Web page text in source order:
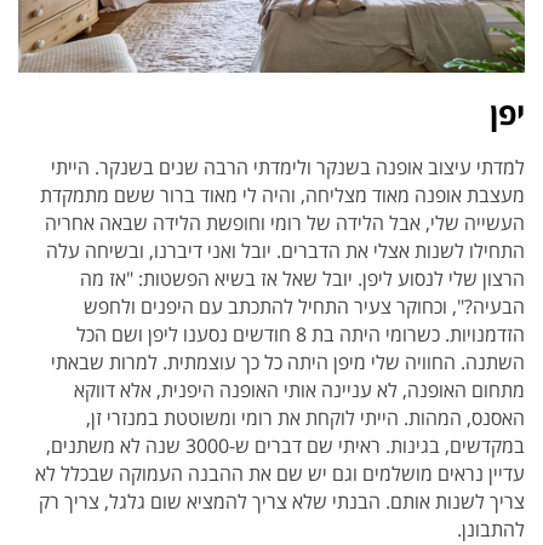
יפן
למדתי עיצוב אופנה בשנקר ולימדתי הרבה שנים בשנקר. הייתי
מעצבת אופנה מאוד מצליחה, והיה לי מאוד ברור ששם מתמקדת
העשייה שלי, אבל הלידה של רומי וחופשת הלידה שבאה אחריה
התחילו לשנות אצלי את הדברים. יובל ואני דיברנו, ובשיחה עלה
הרצון שלי לנסוע ליפן. יובל שאל אז בשיא הפשטות: "אז מה
הבעיה?", וכחוקר צעיר התחיל להתכתב עם היפנים ולחפש
הזדמנויות. כשרומי היתה בת 8 חודשים נסענו ליפן ושם הכל
השתנה. החוויה שלי מיפן היתה כל כך עוצמתית. למרות שבאתי
מתחום האופנה, לא עניינה אותי האופנה היפנית, אלא דווקא
האסנס, המהות. הייתי לוקחת את רומי ומשוטטת במנזרי זן,
במקדשים, בגינות. ראיתי שם דברים ש-3000 שנה לא משתנים,
עדיין נראים מושלמים וגם יש שם את ההבנה העמוקה שבכלל לא
צריך לשנות אותם. הבנתי שלא צריך להמציא שום גלגל, צריך רק
להתבונן.